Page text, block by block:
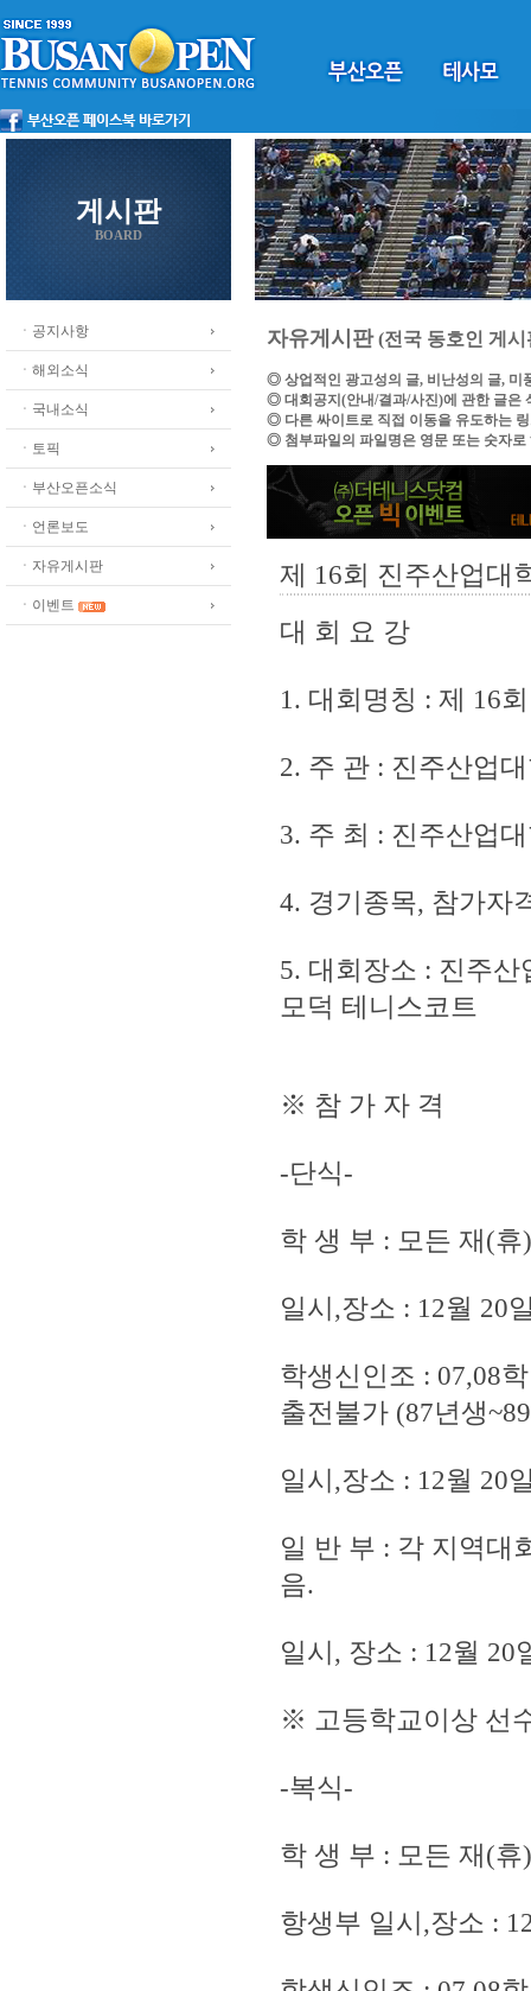
게시판
BOARD
ㆍ공지사항
ㆍ해외소식
ㆍ국내소식
ㆍ토픽
ㆍ부산오픈소식
ㆍ언론보도
ㆍ자유게시판
ㆍ이벤트
자유게시판(전국 동호인 게시
◎ 상업적인 광고성의 글, 비난성의 글, 미
◎ 대회공지(안내/결과/사진)에 관한 글은
◎ 다른 싸이트로 직접 이동을 유도하는
◎ 첨부파일의 파일명은 영문 또는 숫자로
제 16회 진주산업대
대 회 요 강
1. 대회명칭 : 제 16
2. 주 관 : 진주산업
3. 주 최 : 진주산업
4. 경기종목, 참가자
5. 대회장소 : 진주
모덕 테니스코트
※ 참 가 자 격
-단식-
학 생 부 : 모든 재(
일시,장소 : 12월 20
학생신인조 : 07,08
출전불가 (87년생
일시,장소 : 12월 20
일 반 부 : 각 지역대
음.
일시, 장소 : 12월 20
※ 고등학교이상 선
-복식-
학 생 부 : 모든 재(
항생부 일시,장소 :